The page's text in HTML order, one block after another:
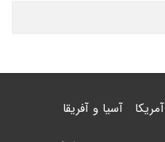
آمریکا آسیا و آفریقا